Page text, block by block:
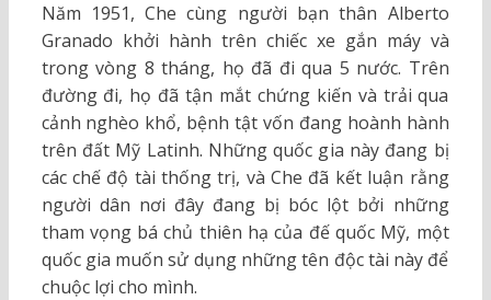
Năm 1951, Che cùng người bạn thân Alberto
Granado khởi hành trên chiếc xe gắn máy và
trong vòng 8 tháng, họ đã đi qua 5 nước. Trên
đường đi, họ đã tận mắt chứng kiến và trải qua
cảnh nghèo khổ, bệnh tật vốn đang hoành hành
trên đất Mỹ Latinh. Những quốc gia này đang bị
các chế độ tài thống trị, và Che đã kết luận rằng
người dân nơi đây đang bị bóc lột bởi những
tham vọng bá chủ thiên hạ của đế quốc Mỹ, một
quốc gia muốn sử dụng những tên độc tài này để
chuộc lợi cho mình.